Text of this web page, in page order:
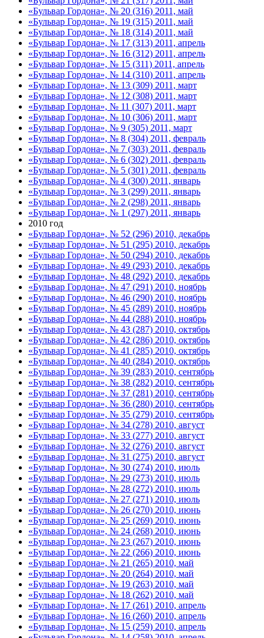
«Бульвар Гордона», № 20 (316) 2011, май
«Бульвар Гордона», № 19 (315) 2011, май
«Бульвар Гордона», № 18 (314) 2011, май
«Бульвар Гордона», № 17 (313) 2011, апрель
«Бульвар Гордона», № 16 (312) 2011, апрель
«Бульвар Гордона», № 15 (311) 2011, апрель
«Бульвар Гордона», № 14 (310) 2011, апрель
«Бульвар Гордона», № 13 (309) 2011, март
«Бульвар Гордона», № 12 (308) 2011, март
«Бульвар Гордона», № 11 (307) 2011, март
«Бульвар Гордона», № 10 (306) 2011, март
«Бульвар Гордона», № 9 (305) 2011, март
«Бульвар Гордона», № 8 (304) 2011, февраль
«Бульвар Гордона», № 7 (303) 2011, февраль
«Бульвар Гордона», № 6 (302) 2011, февраль
«Бульвар Гордона», № 5 (301) 2011, февраль
«Бульвар Гордона», № 4 (300) 2011, январь
«Бульвар Гордона», № 3 (299) 2011, январь
«Бульвар Гордона», № 2 (298) 2011, январь
«Бульвар Гордона», № 1 (297) 2011, январь
2010 год
«Бульвар Гордона», № 52 (296) 2010, декабрь
«Бульвар Гордона», № 51 (295) 2010, декабрь
«Бульвар Гордона», № 50 (294) 2010, декабрь
«Бульвар Гордона», № 49 (293) 2010, декабрь
«Бульвар Гордона», № 48 (292) 2010, декабрь
«Бульвар Гордона», № 47 (291) 2010, ноябрь
«Бульвар Гордона», № 46 (290) 2010, ноябрь
«Бульвар Гордона», № 45 (289) 2010, ноябрь
«Бульвар Гордона», № 44 (288) 2010, ноябрь
«Бульвар Гордона», № 43 (287) 2010, октябрь
«Бульвар Гордона», № 42 (286) 2010, октябрь
«Бульвар Гордона», № 41 (285) 2010, октябрь
«Бульвар Гордона», № 40 (284) 2010, октябрь
«Бульвар Гордона», № 39 (283) 2010, сентябрь
«Бульвар Гордона», № 38 (282) 2010, сентябрь
«Бульвар Гордона», № 37 (281) 2010, сентябрь
«Бульвар Гордона», № 36 (280) 2010, сентябрь
«Бульвар Гордона», № 35 (279) 2010, сентябрь
«Бульвар Гордона», № 34 (278) 2010, август
«Бульвар Гордона», № 33 (277) 2010, август
«Бульвар Гордона», № 32 (276) 2010, август
«Бульвар Гордона», № 31 (275) 2010, август
«Бульвар Гордона», № 30 (274) 2010, июль
«Бульвар Гордона», № 29 (273) 2010, июль
«Бульвар Гордона», № 28 (272) 2010, июль
«Бульвар Гордона», № 27 (271) 2010, июль
«Бульвар Гордона», № 26 (270) 2010, июнь
«Бульвар Гордона», № 25 (269) 2010, июнь
«Бульвар Гордона», № 24 (268) 2010, июнь
«Бульвар Гордона», № 23 (267) 2010, июнь
«Бульвар Гордона», № 22 (266) 2010, июнь
«Бульвар Гордона», № 21 (265) 2010, май
«Бульвар Гордона», № 20 (264) 2010, май
«Бульвар Гордона», № 19 (263) 2010, май
«Бульвар Гордона», № 18 (262) 2010, май
«Бульвар Гордона», № 17 (261) 2010, апрель
«Бульвар Гордона», № 16 (260) 2010, апрель
«Бульвар Гордона», № 15 (259) 2010, апрель